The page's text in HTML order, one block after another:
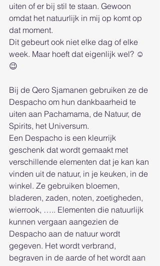
uiten of er bij stil te staan. Gewoon
omdat het natuurlijk in mij op komt op
dat moment.
Dit gebeurt ook niet elke dag of elke
week. Maar hoeft dat eigenlijk wel? ☺️
😉
Bij de Qero Sjamanen gebruiken ze de
Despacho om hun dankbaarheid te
uiten aan Pachamama, de Natuur, de
Spirits, het Universum.
Een Despacho is een kleurrijk
geschenk dat wordt gemaakt met
verschillende elementen dat je kan kan
vinden uit de natuur, in je keuken, in de
winkel. Ze gebruiken bloemen,
bladeren, zaden, noten, zoetigheden,
wierrook, ….. Elementen die natuurlijk
kunnen vergaan aangezien de
Despacho aan de natuur wordt
gegeven. Het wordt verbrand,
begraven in de aarde of het wordt aan